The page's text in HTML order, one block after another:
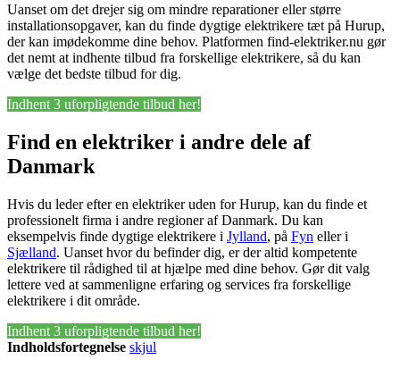
Uanset om det drejer sig om mindre reparationer eller større
installationsopgaver, kan du finde dygtige elektrikere tæt på Hurup,
der kan imødekomme dine behov. Platformen find-elektriker.nu gør
det nemt at indhente tilbud fra forskellige elektrikere, så du kan
vælge det bedste tilbud for dig.
Indhent 3 uforpligtende tilbud her!
Find en elektriker i andre dele af
Danmark
Hvis du leder efter en elektriker uden for Hurup, kan du finde et
professionelt firma i andre regioner af Danmark. Du kan
eksempelvis finde dygtige elektrikere i Jylland, på Fyn eller i
Sjælland. Uanset hvor du befinder dig, er der altid kompetente
elektrikere til rådighed til at hjælpe med dine behov. Gør dit valg
lettere ved at sammenligne erfaring og services fra forskellige
elektrikere i dit område.
Indhent 3 uforpligtende tilbud her!
Indholdsfortegnelse skjul